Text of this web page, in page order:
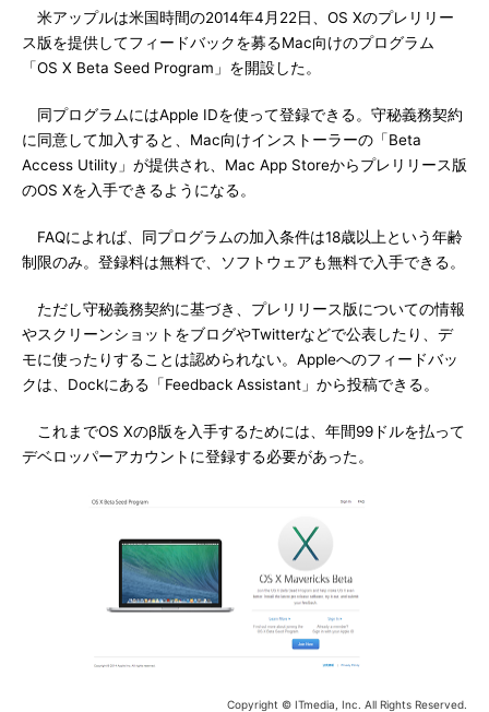
米アップルは米国時間の2014年4月22日、OS Xのプレリリー
ス版を提供してフィードバックを募るMac向けのプログラム
「OS X Beta Seed Program」を開設した。
同プログラムにはApple IDを使って登録できる。守秘義務契約
に同意して加入すると、Mac向けインストーラーの「Beta
Access Utility」が提供され、Mac App Storeからプレリリース版
のOS Xを入手できるようになる。
FAQによれば、同プログラムの加入条件は18歳以上という年齢
制限のみ。登録料は無料で、ソフトウェアも無料で入手できる。
ただし守秘義務契約に基づき、プレリリース版についての情報
やスクリーンショットをブログやTwitterなどで公表したり、デ
モに使ったりすることは認められない。Appleへのフィードバッ
クは、Dockにある「Feedback Assistant」から投稿できる。
これまでOS Xのβ版を入手するためには、年間99ドルを払って
デベロッパーアカウントに登録する必要があった。
Copyright © ITmedia, Inc. All Rights Reserved.